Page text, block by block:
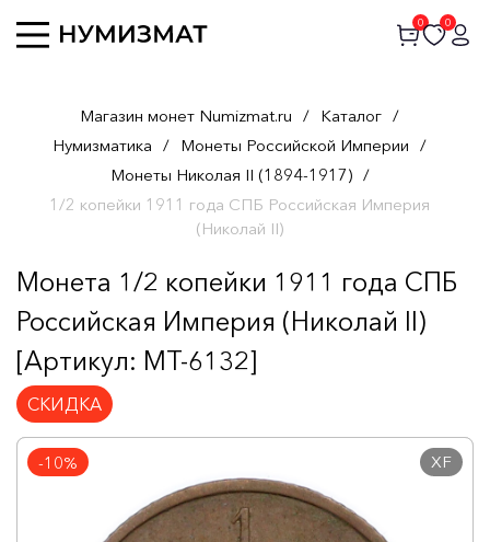
0 0
Магазин монет Numizmat.ru / Каталог /
Нумизматика / Монеты Российской Империи /
Монеты Николая II (1894-1917) /
1/2 копейки 1911 года СПБ Российская Империя
(Николай II)
Монета 1/2 копейки 1911 года СПБ
Российская Империя (Николай II)
[Артикул: MT-6132]
СКИДКА
-10% XF